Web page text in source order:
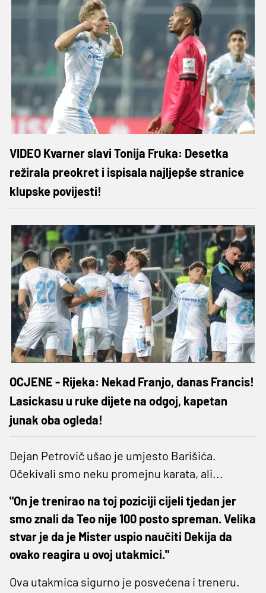
VIDEO Kvarner slavi Tonija Fruka: Desetka
režirala preokret i ispisala najljepše stranice
klupske povijesti!
OCJENE - Rijeka: Nekad Franjo, danas Francis!
Lasickasu u ruke dijete na odgoj, kapetan
junak oba ogleda!
Dejan Petrovič ušao je umjesto Barišića.
Očekivali smo neku promejnu karata, ali...
"On je trenirao na toj poziciji cijeli tjedan jer
smo znali da Teo nije 100 posto spreman. Velika
stvar je da je Mister uspio naučiti Dekija da
ovako reagira u ovoj utakmici."
Ova utakmica sigurno je posvećena i treneru.